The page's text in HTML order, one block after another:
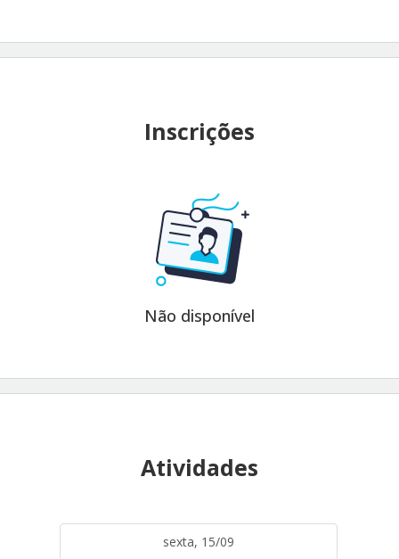
Inscrições
Não disponível
Atividades
sexta, 15/09